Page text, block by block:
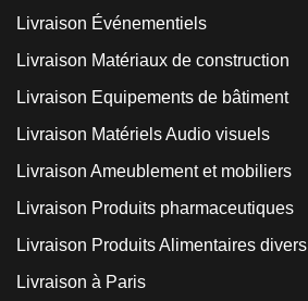
Livraison Événementiels
Livraison Matériaux de construction
Livraison Equipements de bâtiment
Livraison Matériels Audio visuels
Livraison Ameublement et mobiliers
Livraison Produits pharmaceutiques
Livraison Produits Alimentaires divers
Livraison à Paris